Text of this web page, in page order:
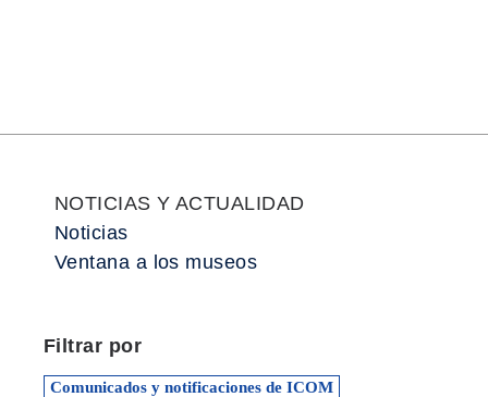
NOTICIAS Y ACTUALIDAD
Noticias
Ventana a los museos
Filtrar por
Comunicados y notificaciones de ICOM